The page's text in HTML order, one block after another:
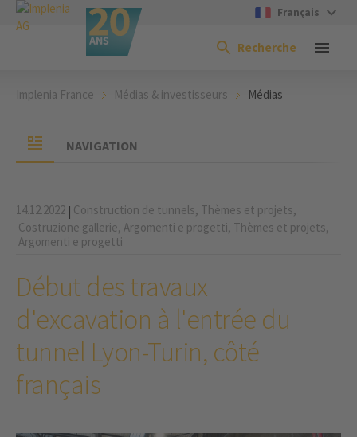
Français
Recherche
Implenia France Médias & investisseurs Médias
NAVIGATION
14.12.2022 | Construction de tunnels, Thèmes et projets,
Costruzione gallerie, Argomenti e progetti, Thèmes et projets,
Argomenti e progetti
Début des travaux
d'excavation à l'entrée du
tunnel Lyon-Turin, côté
français